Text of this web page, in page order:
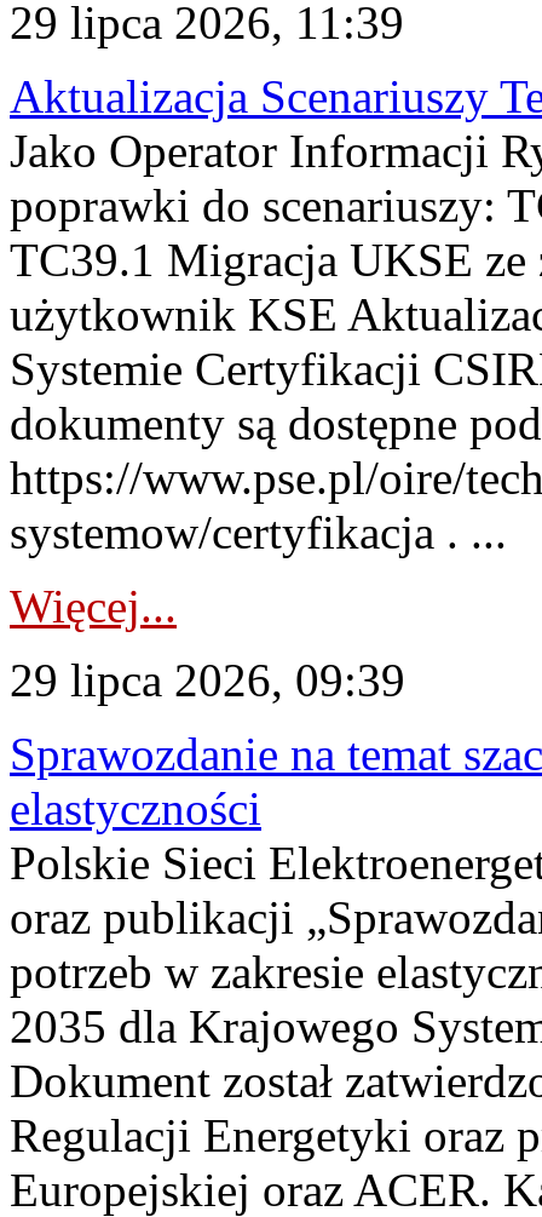
29 lipca 2026, 11:39
Aktualizacja Scenariuszy
Jako Operator Informacji
poprawki do scenariuszy:
TC39.1 Migracja UKSE
użytkownik KSE
Systemie Certyfikacji
dokumenty są dostępne
https://www.pse.pl/oire/
systemow/certyfikacja . ...
Więcej...
29 lipca 2026, 09:39
Sprawozdanie na temat
elastyczności
Polskie Sieci
oraz publikacji
potrzeb w zakresie
2035 dla Krajowego
Dokument został
Regulacji Energetyki oraz
Europejskiej oraz ACER.